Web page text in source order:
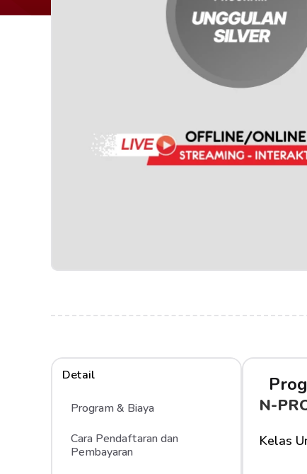
Detail
Program & Biaya
Cara Pendaftaran dan
Pembayaran
N-
Kelas